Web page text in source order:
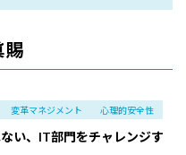
賜
変革マネジメント 心理的安全性
い、IT部門をチャレンジす